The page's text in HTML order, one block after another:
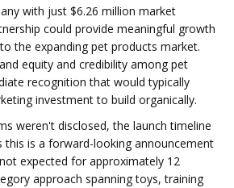
with just $6.26 million market
could provide meaningful growth
the expanding pet products market.
equity and credibility among pet
recognition that would typically
investment to build organically.
weren't disclosed, the launch timeline
this is a forward-looking announcement
expected for approximately 12
approach spanning toys, training